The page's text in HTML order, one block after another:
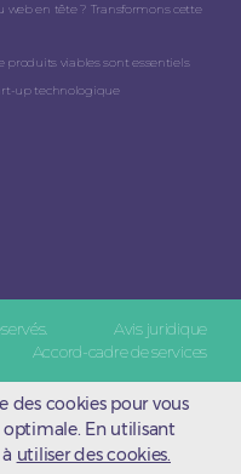
en tête ? Transformons cette
viables sont essentiels
up technologique
Avis juridique
Accord-cadre de services
des cookies pour vous
En utilisant
utiliser des cookies.